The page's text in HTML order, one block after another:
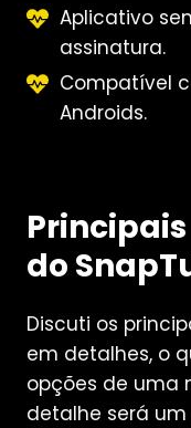
Aplicativo
assinatura.
Compatível
Androids.
do
Discuti os
em detalhes, o
opções de uma
detalhe será